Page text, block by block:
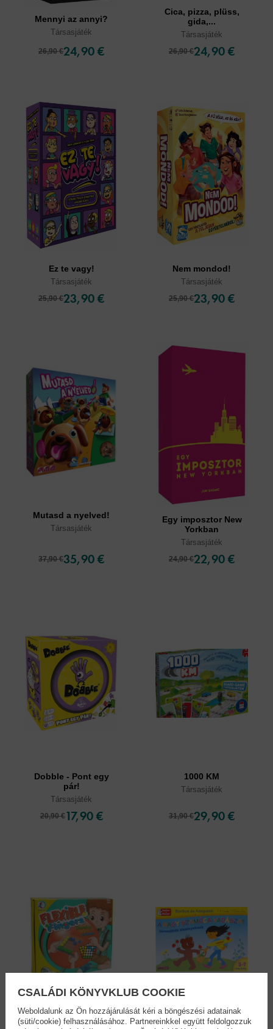
Mennyi az annyi?
Társasjáték
26,90 €24,90 €
Cica, pizza, plüss,
gida,...
Társasjáték
26,90 €24,90 €
Ez te vagy!
Társasjáték
25,90 €23,90 €
Nem mondod!
Társasjáték
25,90 €23,90 €
Mutasd a nyelved!
Társasjáték
37,90 €35,90 €
Egy imposztor New
Yorkban
Társasjáték
24,90 €22,90 €
Dobble - Pont egy
pár!
Társasjáték
20,90 € 17,90 €
1000 KM
Társasjáték
31,90 €29,90 €
CSALÁDI KÖNYVKLUB COOKIE
Weboldalunk az Ön hozzájárulását kéri a böngészési adatainak
(süti/cookie) felhasználásához. Partnereinkkel együtt feldolgozzuk